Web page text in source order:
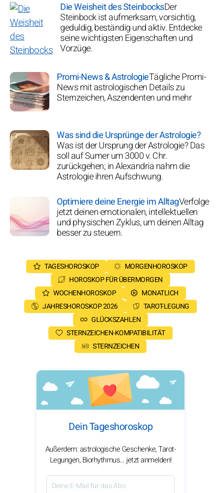
Die Weisheit des SteinbocksDer
Steinbock ist aufmerksam, vorsichtig,
geduldig, beständig und aktiv. Entdecke
seine wichtigsten Eigenschaften und
Vorzüge.
Promi-News & AstrologieTägliche Promi-
News mit astrologischen Details zu
Sternzeichen, Aszendenten und mehr
Was sind die Ursprünge der Astrologie?
Was ist der Ursprung der Astrologie? Das
soll auf Sumer um 3000 v. Chr.
zurückgehen; in Alexandria nahm die
Astrologie ihren Aufschwung.
Optimiere deine Energie im AlltagVerfolge
jetzt deinen emotionalen, intellektuellen
und physischen Zyklus, um deinen Alltag
besser zu steuern.
TAGESHOROSKOP
MORGENHOROSKOP
HOROSKOP FÜR ÜBERMORGEN
WOCHENHOROSKOP
MONATLICH
JAHRESHOROSKOP 2026
TAROT-LEGUNG
GLÜCKSZAHLEN
STERNZEICHEN-KOMPATIBILITÄT
STERNZEICHEN
Dein Tageshoroskop
Außerdem: astrologische Geschenke, Tarot-
Legungen, Biorhythmus… jetzt anmelden!